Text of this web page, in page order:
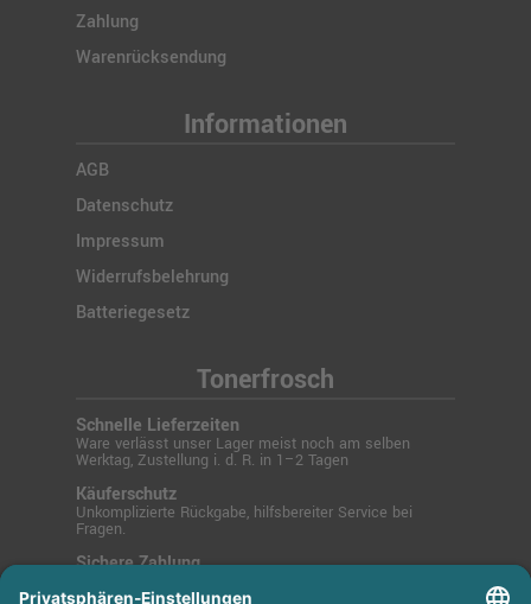
Zahlung
Warenrücksendung
Informationen
AGB
Datenschutz
Impressum
Widerrufsbelehrung
Batteriegesetz
Tonerfrosch
Schnelle Lieferzeiten
Ware verlässt unser Lager meist noch am selben
Werktag, Zustellung i. d. R. in 1–2 Tagen
Käuferschutz
Unkomplizierte Rückgabe, hilfsbereiter Service bei
Fragen.
Sichere Zahlung
oder Rechnung.